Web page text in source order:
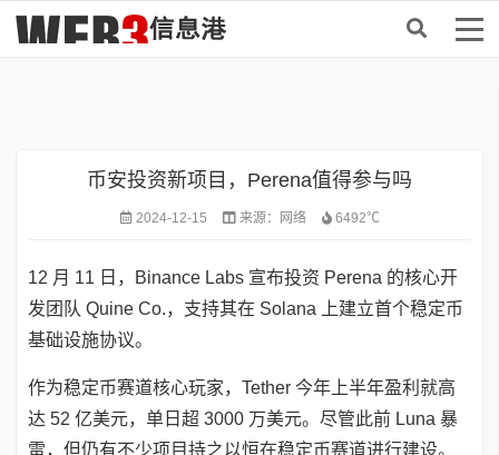
首页 > DeFi
币安投资新项目，Perena值得参与吗
2024-12-15 来源： 网络 6492℃
12 月 11 日，Binance Labs 宣布投资 Perena 的核心开
发团队 Quine Co.，支持其在 Solana 上建立首个稳定币
基础设施协议。
作为稳定币赛道核心玩家，Tether 今年上半年盈利就高
达 52 亿美元，单日超 3000 万美元。尽管此前 Luna 暴
雷，但仍有不少项目持之以恒在稳定币赛道进行建设。